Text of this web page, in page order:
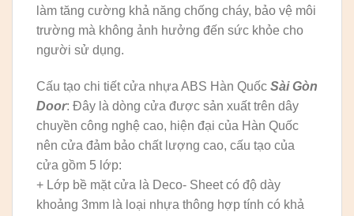
làm tăng cường khả năng chống cháy, bảo vệ môi
trường mà không ảnh hưởng đến sức khỏe cho
người sử dụng.
Cấu tạo chi tiết cửa nhựa ABS Hàn Quốc Sài Gòn
Door: Đây là dòng cửa được sản xuất trên dây
chuyền công nghệ cao, hiện đại của Hàn Quốc
nên cửa đảm bảo chất lượng cao, cấu tạo của
cửa gồm 5 lớp:
+ Lớp bề mặt cửa là Deco- Sheet có độ dày
khoảng 3mm là loại nhựa thông hợp tính có khả